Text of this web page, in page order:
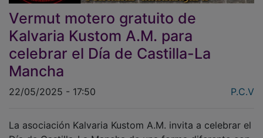
Vermut motero gratuito de
Kalvaria Kustom A.M. para
celebrar el Día de Castilla-La
Mancha
Día de Castilla-La Mancha de una forma diferente con